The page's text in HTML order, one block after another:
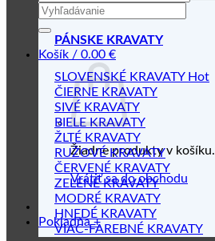
Hľadať:
Košík / 0.00 €
Žiadne produkty v košíku.
Vrátiť sa do obchodu
Pokladňa +
PÁNSKE KRAVATY
SLOVENSKÉ KRAVATY
ČIERNE KRAVATY
SIVÉ KRAVATY
BIELE KRAVATY
ŽLTÉ KRAVATY
RUŽOVÉ KRAVATY
ČERVENÉ KRAVATY
ZELENÉ KRAVATY
MODRÉ KRAVATY
HNEDÉ KRAVATY
VIAC-FAREBNÉ KRAVATY